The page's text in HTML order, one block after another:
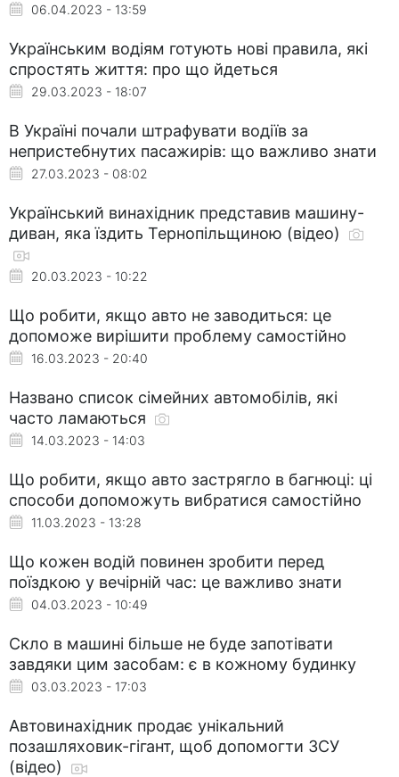
06.04.2023 - 13:59
Українським водіям готують нові правила, які
спростять життя: про що йдеться
29.03.2023 - 18:07
В Україні почали штрафувати водіїв за
непристебнутих пасажирів: що важливо знати
27.03.2023 - 08:02
Український винахідник представив машину-
диван, яка їздить Тернопільщиною (відео)
20.03.2023 - 10:22
Що робити, якщо авто не заводиться: це
допоможе вирішити проблему самостійно
16.03.2023 - 20:40
Названо список сімейних автомобілів, які
часто ламаються
14.03.2023 - 14:03
Що робити, якщо авто застрягло в багнюці: ці
способи допоможуть вибратися самостійно
11.03.2023 - 13:28
Що кожен водій повинен зробити перед
поїздкою у вечірній час: це важливо знати
04.03.2023 - 10:49
Скло в машині більше не буде запотівати
завдяки цим засобам: є в кожному будинку
03.03.2023 - 17:03
Автовинахідник продає унікальний
позашляховик-гігант, щоб допомогти ЗСУ
(відео)